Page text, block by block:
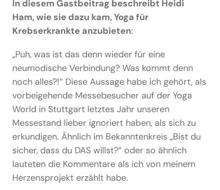
Podcast & Blog
Suche
In diesem Gastbeitrag beschreibt Heidi
Ham, wie sie dazu kam, Yoga für
Krebserkrankte anzubieten:
„Puh, was ist das denn wieder für eine
neumodische Verbindung? Was kommt denn
noch alles?!“ Diese Aussage habe ich gehört, als
vorbeigehende Messebesucher auf der Yoga
World in Stuttgart letztes Jahr unseren
Messestand lieber ignoriert haben, als sich zu
erkundigen. Ähnlich im Bekanntenkreis „Bist du
sicher, dass du DAS willst?“ oder so ähnlich
lauteten die Kommentare als ich von meinem
Herzensprojekt erzählt habe.